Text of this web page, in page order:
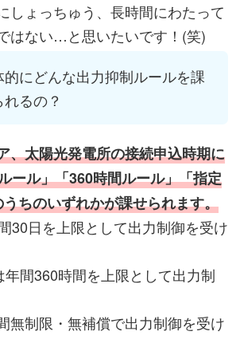
しょっちゅう、長時間にわたって
はない…と思いたいです！(笑)
的にどんな出力抑制ルールを課
るの？
、太陽光発電所の接続申込時期に
ール」「360時間ルール」「指定
ちのいずれかが課せられます。
30日を上限として出力制御を受け
間360時間を上限として出力制
無制限・無補償で出力制御を受け